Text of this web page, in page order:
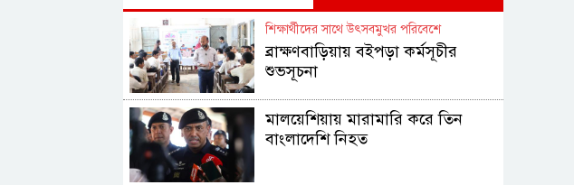
শিক্ষার্থীদের সাথে উৎসবমুখর পরিবেশে
ব্রাক্ষণবাড়িয়ায় বইপড়া কর্মসূচীর
শুভসূচনা
মালয়েশিয়ায় মারামারি করে তিন
বাংলাদেশি নিহত